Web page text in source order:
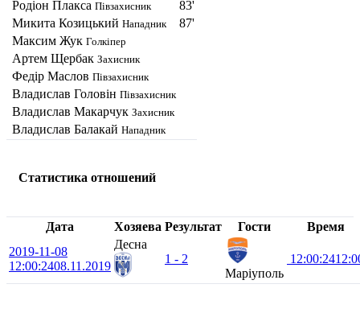
Родіон Плакса Півзахисник
83'
Микита Козицький Нападник
87'
Максим Жук Голкіпер
Артем Щербак Захисник
Федір Маслов Півзахисник
Владислав Головiн Півзахисник
Владислав Макарчук Захисник
Владислав Балакай Нападник
Статистика отношений
Дата Хозяева Результат Гости
Время
2019-11-08
12:00:2408.11.2019
Десна
1 - 2
Маріуполь
12:00:24